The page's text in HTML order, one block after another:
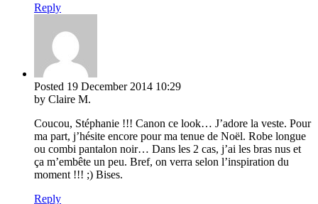
Reply
Posted 19 December 2014 10:29
by Claire M.
Coucou, Stéphanie !!! Canon ce look… J’adore la veste. Pour
ma part, j’hésite encore pour ma tenue de Noël. Robe longue
ou combi pantalon noir… Dans les 2 cas, j’ai les bras nus et
ça m’embête un peu. Bref, on verra selon l’inspiration du
moment !!! ;) Bises.
Reply